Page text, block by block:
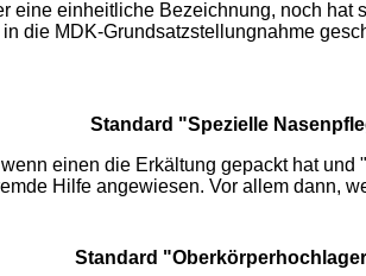
eine einheitliche Bezeichnung, noch
die MDK-Grundsatzstellungnahme
Standard "Spezielle
einen die Erkältung gepackt hat
Hilfe angewiesen. Vor allem dann,
Standard